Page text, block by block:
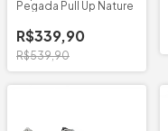
Pegada Pull Up Nature
R$339,90
R$539,90